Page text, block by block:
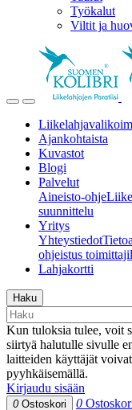
Työkalut
Viltit ja
Ajankohtaista
Kuvastot
Blogi
Palvelut
Aineisto-ohje
suunnittelu
Yritys
Yhteystiedot
ohjeistus
Lahjakortti
Haku
Kun tuloksia tulee, voit
siirtyä halutulle sivulle
laitteiden käyttäjät
pyyhkäisemällä.
Kirjaudu sisään
0 Ostoskori 0